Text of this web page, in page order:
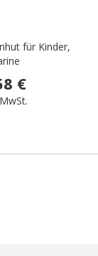
für Kinder,
€